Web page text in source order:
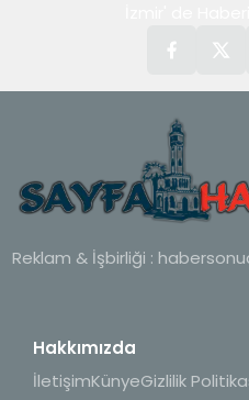
Reklam & İşbirliği :
Hakkımızda
İletişimKünyeGizlilik